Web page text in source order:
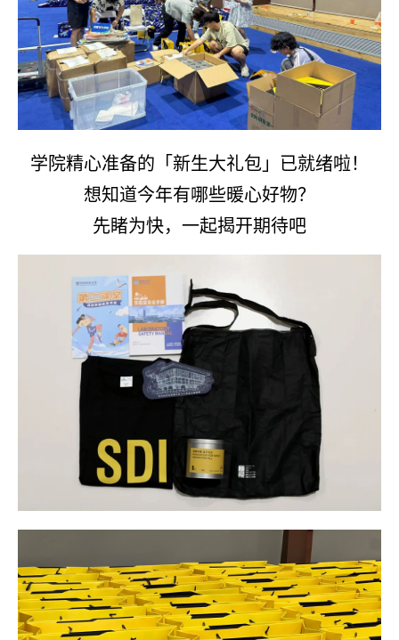
学院精心准备的「新生大礼包」已就绪啦！
想知道今年有哪些暖心好物？
先睹为快，一起揭开期待吧